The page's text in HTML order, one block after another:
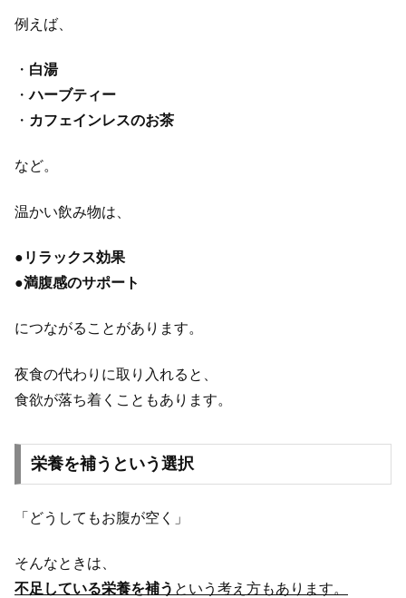
例えば、
・ 白湯
・ハーブティー
・ カフェインレスのお茶
など。
温かい飲み物は、
● リラックス効果
●満腹感のサポート
につながることがあります。
夜食の代わりに取り入れると、
食欲が落ち着くこともあります。
栄養を補うという選択
「どうしてもお腹が空く」
そんなときは、
不足している栄養を補う という考え方もあります。